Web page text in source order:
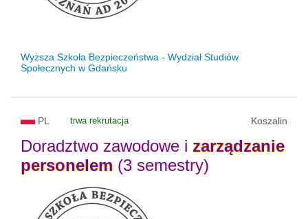
Wyższa Szkoła Bezpieczeństwa - Wydział Studiów
Społecznych w Gdańsku
PL trwa rekrutacja Koszalin
Doradztwo zawodowe i zarządzanie
personelem (3 semestry)